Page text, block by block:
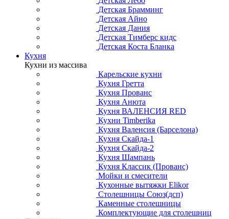
Детская Брамминг
Детская Айно
Детская Дания
Детская Тимберс кидс
Детская Коста Бланка
Кухня
Кухни из массива
Карельские кухни
Кухня Гретта
Кухня Прованс
Кухня Анюта
Кухня ВАЛЕНСИЯ RED
Кухни Timberika
Кухня Валенсия (Барселона)
Кухня Скайда-1
Кухня Скайда-2
Кухня Шампань
Кухня Классик (Прованс)
Мойки и смесители
Кухонные вытяжки Elikor
Столешницы Союз(дсп)
Каменные столешницы
Комплектующие для столешниц